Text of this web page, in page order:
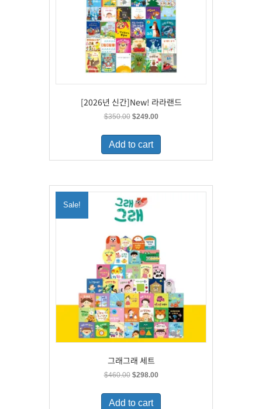
[2026년 신간]New! 라라랜드
$350.00 Original
was:
$350.00.
$249.00Current
is:
Add to cart
Sale!
그래그래 세트
$460.00 Original
was:
$460.00.
$298.00Current
is:
Add to cart